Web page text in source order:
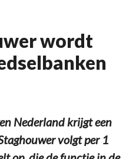
wordt
Nederland krijgt een
volgt per 1